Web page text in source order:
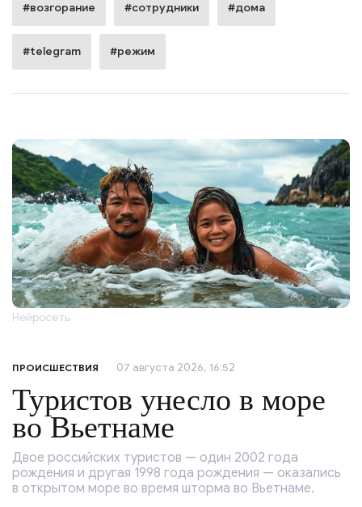
#возгорание #сотрудники #дома
#telegram #режим
Нейросеть
ПРОИСШЕСТВИЯ 07 августа 2026, 16:52
Туристов унесло в море
во Вьетнаме
Двое российских туристов — один 2002 года
рождения и другая 1998 года рождения — оказались
в открытом море во время шторма во Вьетнаме.